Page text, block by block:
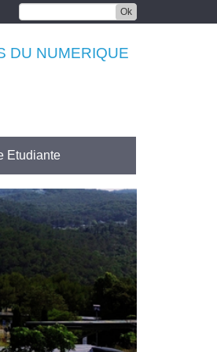
Ok
DU NUMERIQUE
Etudiante